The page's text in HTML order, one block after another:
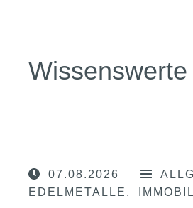
07.08.2026
EDELMETALLE